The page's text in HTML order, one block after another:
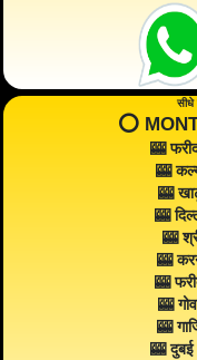
सीधे
⭕️
🎰
🎰
🎰
🎰
🎰
🎰
🎰
🎰
🎰
🎰